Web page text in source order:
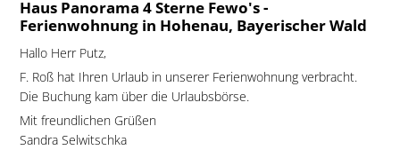
Haus Panorama 4 Sterne Fewo's -
Ferienwohnung in Hohenau, Bayerischer Wald
Hallo Herr Putz,
F. Roß hat Ihren Urlaub in unserer Ferienwohnung verbracht.
Die Buchung kam über die Urlaubsbörse.
Mit freundlichen Grüßen
Sandra Selwitschka